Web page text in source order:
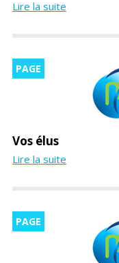
Lire la suite
PAGE
Vos élus
Lire la suite
PAGE